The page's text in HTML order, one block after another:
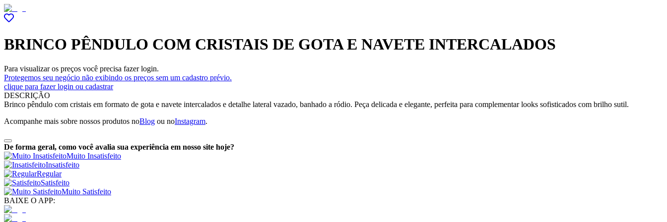
BRINCO PÊNDULO COM CRISTAIS DE GOTA E NAVETE INTERCALADOS
Para visualizar os preços você precisa fazer login.
Protegemos seu negócio não exibindo os preços sem um cadastro prévio.
clique para fazer login ou cadastrar
DESCRIÇÃO
Brinco pêndulo com cristais em formato de gota e navete intercalados e detalhe lateral vazado, banhado a ródio. Peça delicada e elegante, perfeita para complementar looks sofisticados com brilho sutil.
Acompanhe mais sobre nossos produtos noBlog ou noInstagram.
De forma geral, como você avalia sua experiência em nosso site hoje?
Muito Insatisfeito
Insatisfeito
Regular
Satisfeito
Muito Satisfeito
BAIXE O APP: